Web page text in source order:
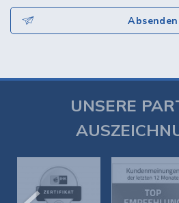
Absenden
UNSERE